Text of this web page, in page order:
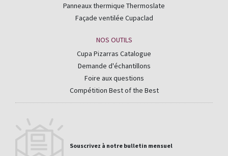
Panneaux thermique Thermoslate
Façade ventilée Cupaclad
NOS OUTILS
Cupa Pizarras Catalogue
Demande d'échantillons
Foire aux questions
Compétition Best of the Best
Souscrivez à notre bulletin mensuel